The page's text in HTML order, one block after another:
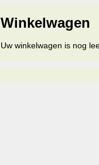
Winkelwagen
Uw winkelwagen is nog